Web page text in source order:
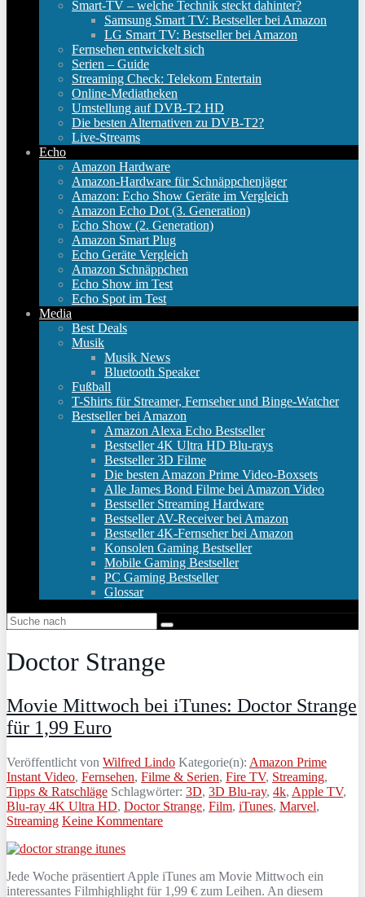
Smart-TV – welche Technik steckt dahinter?
Samsung Smart TV: Bestseller bei Amazon
LG Smart TV: Bestseller bei Amazon
Fernsehen entwickelt sich
Serien – Guide
Streaming Check: Telekom Entertain
Online-Mediatheken
Umstellung auf DVB-T2 HD
Die besten Alternativen zu DVB-T2?
Live-Streams
Echo
Amazon Hardware
Amazon-Hardware für Schnäppchenjäger
Amazon: Echo Show Geräte im Vergleich
Amazon Echo Dot (3. Generation)
Echo Show (2. Generation)
Amazon Smart Plug
Echo Geräte Vergleich
Amazon Schnäppchen
Echo Show im Test
Echo Spot im Test
Media
Best Deals
Musik
Musik News
Bluetooth Speaker
Fußball
T-Shirts für Streamer, Fernseher und Binge-Watcher
Bestseller bei Amazon
Amazon Alexa Echo Bestseller
Bestseller 4K Ultra HD Blu-rays
Bestseller 3D Filme
Die besten Amazon Prime Video-Boxsets
Alle James Bond Filme bei Amazon Video
Bestseller Streaming Hardware
Bestseller AV-Receiver bei Amazon
Bestseller 4K-Fernseher bei Amazon
Konsolen Gaming Bestseller
Mobile Gaming Bestseller
PC Gaming Bestseller
Glossar
Doctor Strange
Movie Mittwoch bei iTunes: Doctor Strange
für 1,99 Euro
Veröffentlicht von Wilfred Lindo Kategorie(n): Amazon Prime
Instant Video, Fernsehen, Filme & Serien, Fire TV, Streaming,
Tipps & Ratschläge Schlagwörter: 3D, 3D Blu-ray, 4k, Apple TV,
Blu-ray 4K Ultra HD, Doctor Strange, Film, iTunes, Marvel,
Streaming Keine Kommentare
Jede Woche präsentiert Apple iTunes am Movie Mittwoch ein
interessantes Filmhighlight für 1,99 € zum Leihen. An diesem